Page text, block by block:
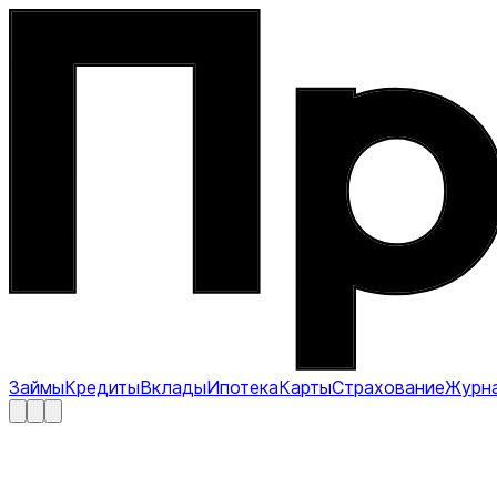
ЗаймыКредитыВкладыИпотекаКартыСтрахование